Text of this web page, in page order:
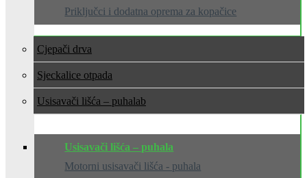
Priključci i dodatna oprema za kopačice
Cjepači drva
Sjeckalice otpada
Usisavači lišća – puhala
Usisavači lišća – puhala
Motorni usisavači lišća - puhala